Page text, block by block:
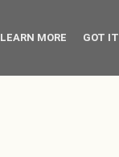
LEARN MORE GOT IT